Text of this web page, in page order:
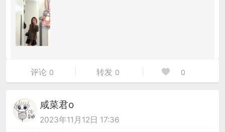
评论 0 转发 0 0
咸菜君o
2023年11月12日 17:36